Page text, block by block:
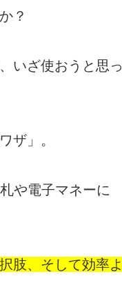
？
いざ使おうと思っ
ザ」。
や電子マネーに
肢、そして効率よ